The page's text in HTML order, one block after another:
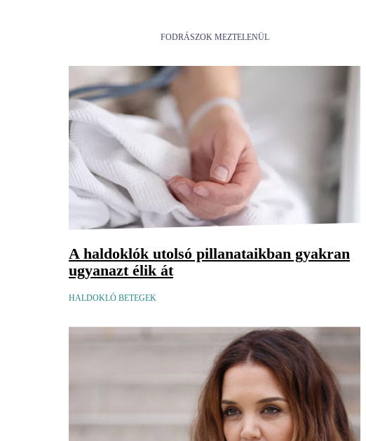
FODRÁSZOK MEZTELENÜL
A haldoklók utolsó pillanataikban gyakran
ugyanazt élik át
HALDOKLÓ BETEGEK